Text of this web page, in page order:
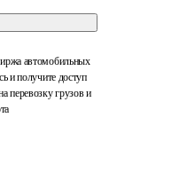
автомобильных
и получите доступ
перевозку грузов и